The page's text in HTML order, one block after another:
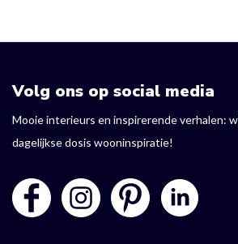
Volg ons op social media
Mooie interieurs en inspirerende verhalen:
dagelijkse dosis wooninspiratie!